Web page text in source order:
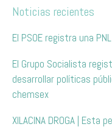
Noticias recientes
El PSOE registra una
El Grupo Socialista
desarrollar políticas
chemsex
XILACINA DROGA |